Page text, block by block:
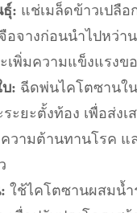
ธุ์: แช่เมล็ดข้าวเปลือ
อจางก่อนนำไปหว่า
เพิ่มความแข็งแรงข
: ฉีดพ่นไคโตซานใ
ะยะตั้งท้อง เพื่อส่งเ
ความต้านทานโรค
ใช้ไคโตซานผสมน้ำ